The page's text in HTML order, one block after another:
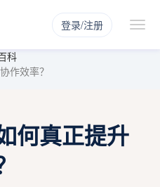
登录/注册
科
作效率？
何真正提升